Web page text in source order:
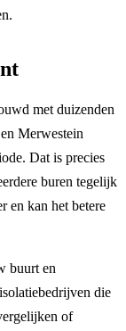
met duizenden
Merwestein
Dat is precies
buren tegelijk
en kan het betere
buurt en
die
of